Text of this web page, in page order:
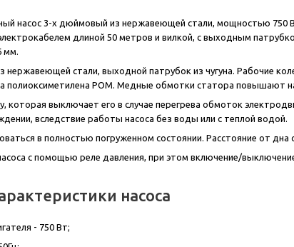
насос 3-х дюймовый из нержавеющей стали, мощностью 750
длиной 50 метров и вилкой, с выходным
мм.
нержавеющей стали, выходной патрубок из чугуна. Рабочие
полиоксиметилена POM. Медные обмотки статора повышают
которая выключает его в случае перегрева обмоток
вследствие работы насоса без воды или с теплой водой.
в полностью погруженном состоянии. Расстояние от
с помощью реле давления, при этом включение/
насоса
- 750 Вт;